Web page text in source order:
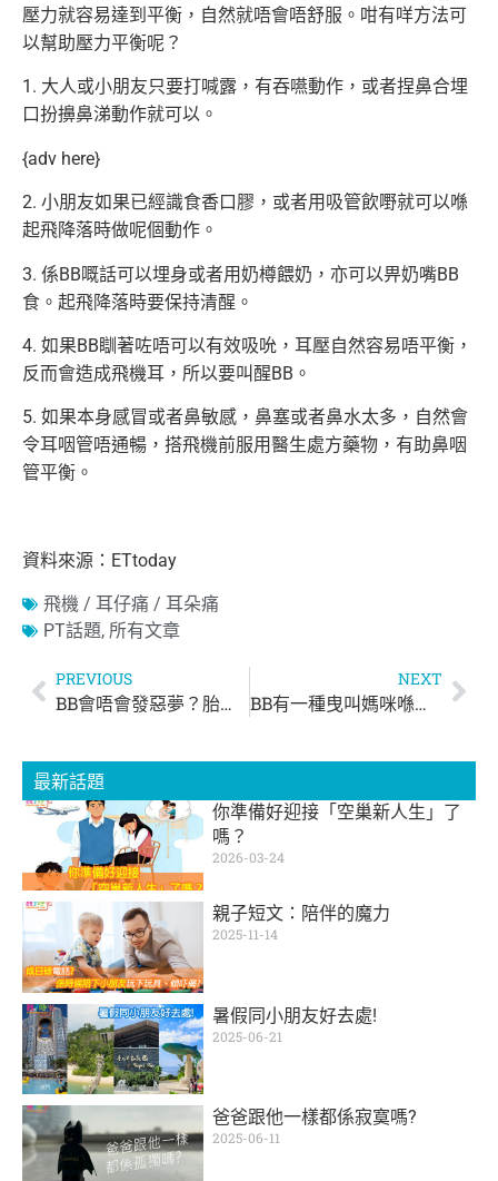
壓力就容易達到平衡，自然就唔會唔舒服。咁有咩方法可
以幫助壓力平衡呢？
1. 大人或小朋友只要打喊露，有吞嚥動作，或者捏鼻合埋
口扮擤鼻涕動作就可以。
{adv here}
2. 小朋友如果已經識食香口膠，或者用吸管飲嘢就可以喺
起飛降落時做呢個動作。
3. 係BB嘅話可以埋身或者用奶樽餵奶，亦可以畀奶嘴BB
食。起飛降落時要保持清醒。
4. 如果BB瞓著咗唔可以有效吸吮，耳壓自然容易唔平衡，
反而會造成飛機耳，所以要叫醒BB。
5. 如果本身感冒或者鼻敏感，鼻塞或者鼻水太多，自然會
令耳咽管唔通暢，搭飛機前服用醫生處方藥物，有助鼻咽
管平衡。
資料來源：ETtoday
飛機 / 耳仔痛 / 耳朵痛
PT話題, 所有文章
PREVIOUS
BB會唔會發惡夢？胎兒8個月大已經會發夢！
NEXT
BB有一種曳叫媽咪喺度特別曳！| Kylife與二寶之日常
最新話題
你準備好迎接「空巢新人生」了
嗎？
2026-03-24
親子短文：陪伴的魔力
2025-11-14
暑假同小朋友好去處!
2025-06-21
爸爸跟他一樣都係寂寞嗎?
2025-06-11